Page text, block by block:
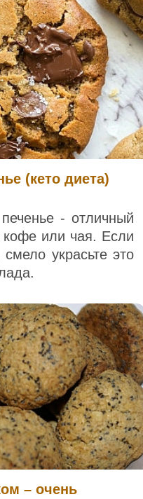
(кето диета)
- отличный
или чая. Если
украсьте это
– очень